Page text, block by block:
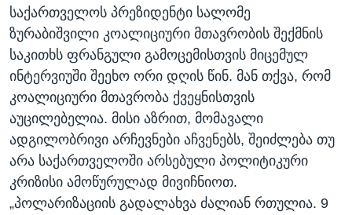
საქართველოს პრეზიდენტი სალომე
ზურაბიშვილი კოალიციური მთავრობის შექმნის
საკითხს ფრანგული გამოცემისთვის მიცემულ
ინტერვიუში შეეხო ორი დღის წინ. მან თქვა, რომ
კოალიციური მთავრობა ქვეყნისთვის
აუცილებელია. მისი აზრით, მომავალი
ადგილობრივი არჩევნები აჩვენებს, შეიძლება თუ
არა საქართველოში არსებული პოლიტიკური
კრიზისი ამოწურულად მივიჩნიოთ.
„პოლარიზაციის გადალახვა ძალიან რთულია. 9